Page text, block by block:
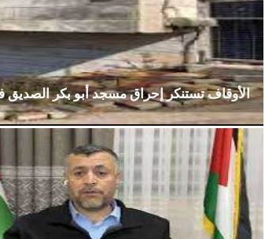
الأوقاف تستنكر إحراق مسجد أبو بكر
الإثنين، 23 فبراير 2026 02:15 مـ